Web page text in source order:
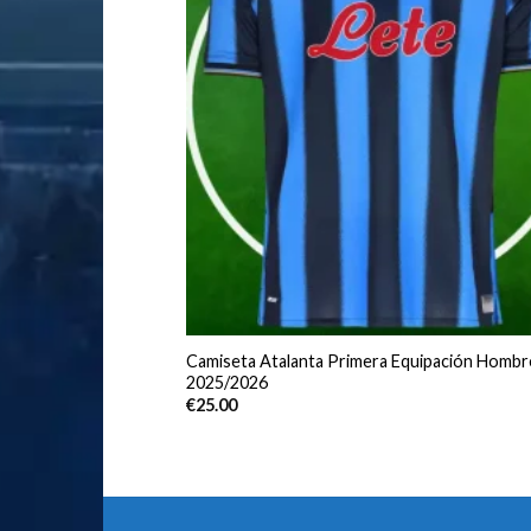
Camiseta Atalanta Primera Equipación
2025/2026
€25.00